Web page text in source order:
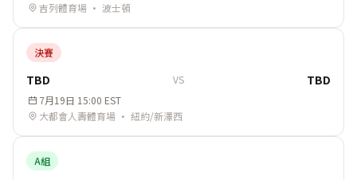
吉列體育場 · 波士頓
決賽
TBD VS TBD
7月19日 15:00 EST
大都會人壽體育場 · 紐約/新澤西
A組